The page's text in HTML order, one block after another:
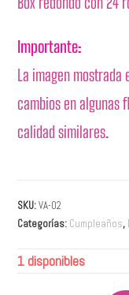
Importante:
La imagen
cambios en algunas
calidad similares.
SKU:VA-02
Categorías: Cumpleaños,
1 disponibles